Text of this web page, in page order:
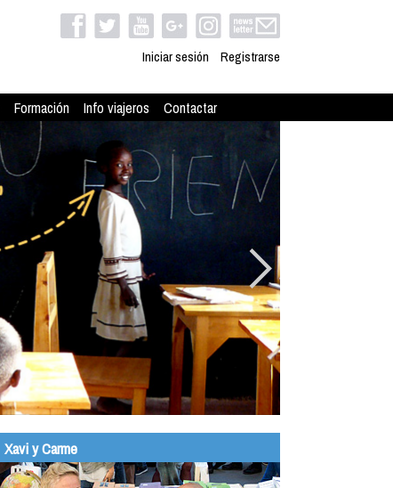
Iniciar sesión Registrarse
Formación Info viajeros Contactar
Xavi y Carme